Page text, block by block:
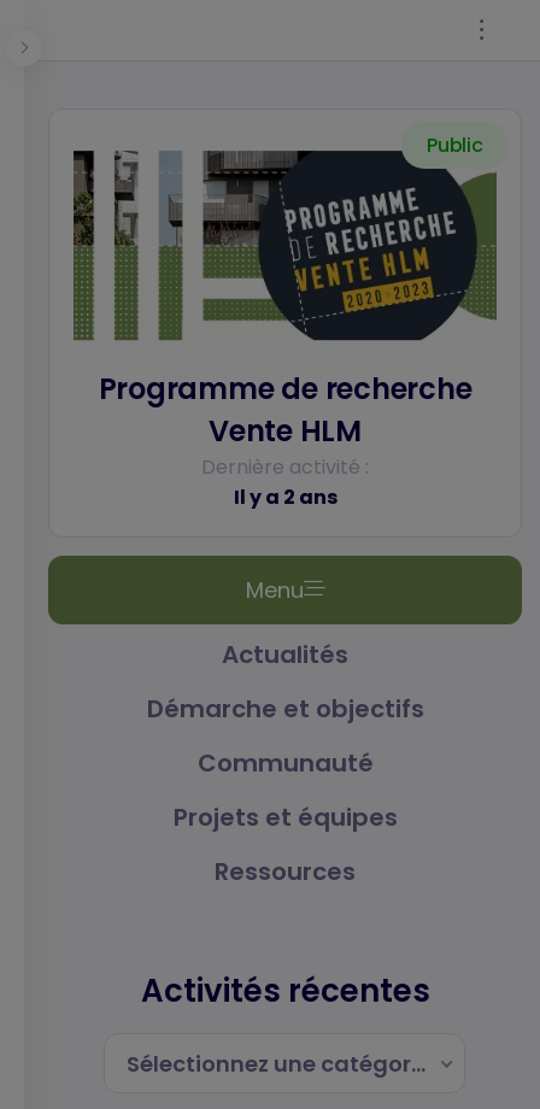
Se connecter
Programme de recherche
Vente HLM
Public
Dernière activité :
Il y a 2 ans
Menu
Actualités
Démarche et objectifs
Communauté
Projets et équipes
Ressources
Activités récentes
Sélectionnez une catégorie